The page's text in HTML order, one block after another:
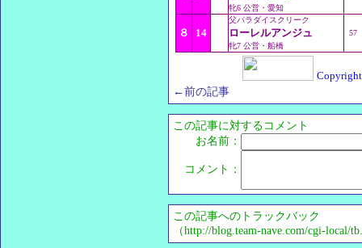
牝6 公営・愛知
８ 14
父パラダイスクリーク
ローレルアンジュ
牝7 公営・船橋
57
←前の記事
この記事に対するコメント
お名前：
コメント：
この記事へのトラックバック
（http://blog.team-nave.com/cgi-local/